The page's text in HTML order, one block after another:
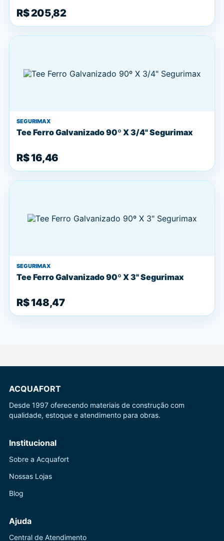
R$ 205,82
SEGURIMAX
Tee Ferro Galvanizado 90º X 3/4" Segurimax
R$ 16,46
SEGURIMAX
Tee Ferro Galvanizado 90º X 3" Segurimax
R$ 148,47
ACQUAFORT
Desde 1997 oferecendo materiais de construção com
qualidade, estoque e atendimento para obras.
Institucional
Sobre a Acquafort
Nossas Lojas
Blog
Ajuda
Central de Atendimento